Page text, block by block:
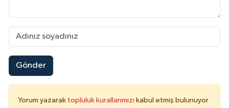
Gönder
Yorum yazarak topluluk kurallarımızı kabul etmiş bulunuyor